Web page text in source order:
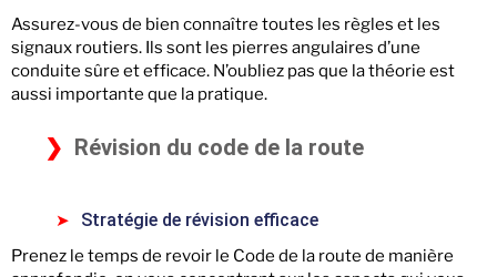
Assurez-vous de bien connaître toutes les règles et les
signaux routiers. Ils sont les pierres angulaires d’une
conduite sûre et efficace. N’oubliez pas que la théorie est
aussi importante que la pratique.
Révision du code de la route
Stratégie de révision efficace
Prenez le temps de revoir le Code de la route de manière